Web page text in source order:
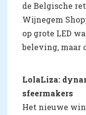
de Belgische
Wijnegem
op grote LED
beleving, maar
LolaLiza:
sfeermakers
Het nieuwe